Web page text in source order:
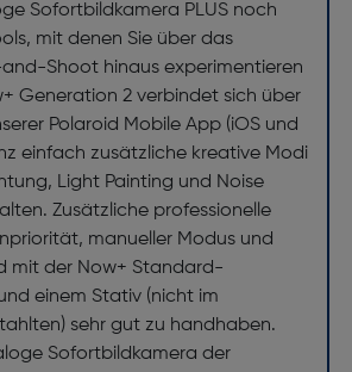
Sofortbildkamera PLUS noch
mit denen Sie über das
Shoot hinaus experimentieren
Generation 2 verbindet sich über
Polaroid Mobile App (iOS und
einfach zusätzliche kreative Modi
Light Painting und Noise
Zusätzliche professionelle
manueller Modus und
mit der Now+ Standard-
einem Stativ (nicht im
sehr gut zu handhaben.
Sofortbildkamera der